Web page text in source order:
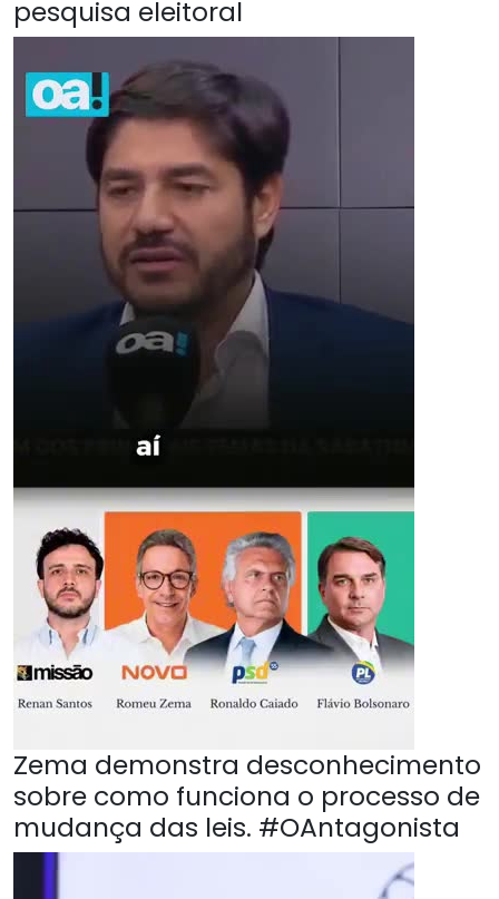
pesquisa eleitoral
Zema demonstra desconhecimento
sobre como funciona o processo de
mudança das leis. #OAntagonista